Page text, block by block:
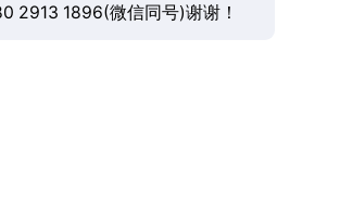
2913 1896(微信同号)谢谢！